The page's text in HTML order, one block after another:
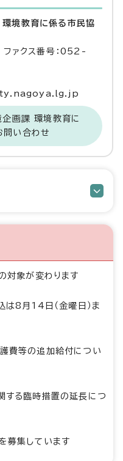
境教育に係る市民協
クス番号：052-
画課 環境教育に
問い合わせ
対象が変わります
は8月14日（金曜日）ま
費等の追加給付につい
する臨時措置の延長につ
募集しています